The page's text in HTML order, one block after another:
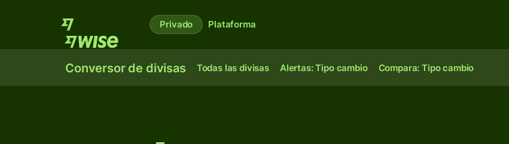
Privado Plataforma
Conversor de divisas Todas las divisas Alertas: Tipo cambio Compara: Tipo cambio